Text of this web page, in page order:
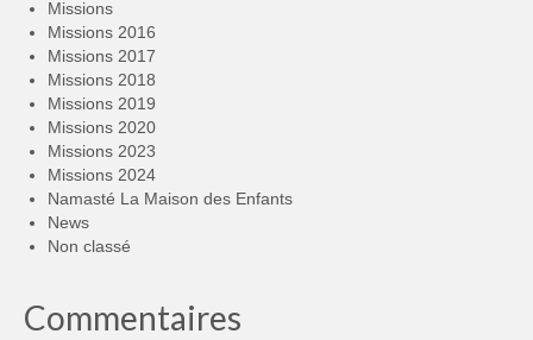
Missions
Missions 2016
Missions 2017
Missions 2018
Missions 2019
Missions 2020
Missions 2023
Missions 2024
Namasté La Maison des Enfants
News
Non classé
Commentaires